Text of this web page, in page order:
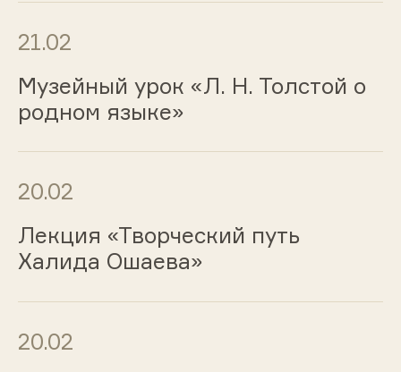
21.02
Музейный урок «Л. Н. Толстой о
родном языке»
20.02
Лекция «Творческий путь
Халида Ошаева»
20.02